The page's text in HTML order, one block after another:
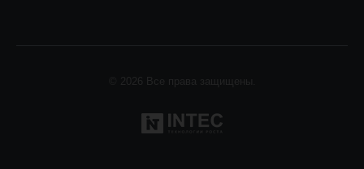
© 2026 Все права защищены.